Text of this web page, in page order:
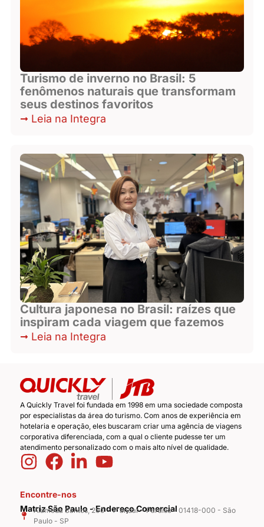
Turismo de inverno no Brasil: 5
fenômenos naturais que transformam
seus destinos favoritos
Leia na Integra
Cultura japonesa no Brasil: raízes que
inspiram cada viagem que fazemos
Leia na Integra
A Quickly Travel foi fundada em 1998 em uma sociedade composta
por especialistas da área do turismo. Com anos de experiência em
hotelaria e operação, eles buscaram criar uma agência de viagens
corporativa diferenciada, com a qual o cliente pudesse ter um
atendimento personalizado com o mais alto nível de qualidade.
Encontre-nos
Matriz São Paulo - Endereço Comercial
Alameda Santos, 200 - 1° andar - Paraíso - 01418-000 - São
Paulo - SP